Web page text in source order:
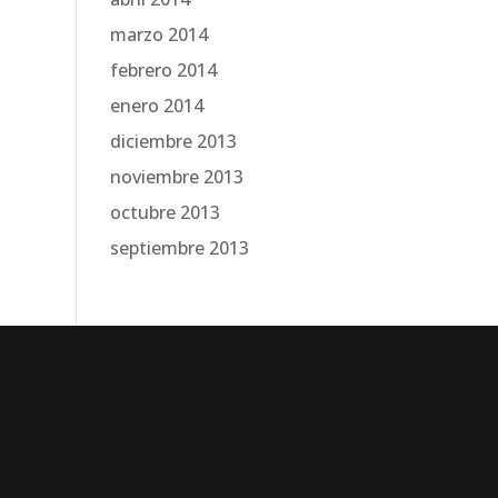
marzo 2014
febrero 2014
enero 2014
diciembre 2013
noviembre 2013
octubre 2013
septiembre 2013